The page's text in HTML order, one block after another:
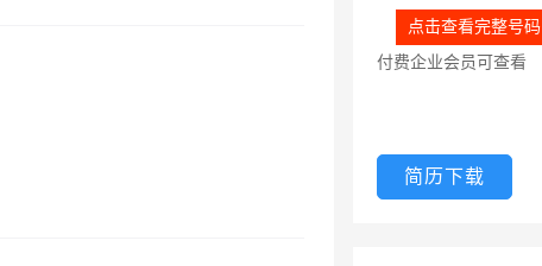
点击查看完整号码
付费企业会员可查看
简历下载